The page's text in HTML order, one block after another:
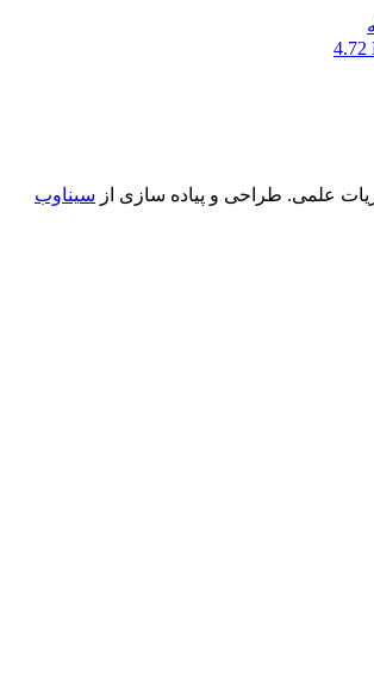
4.72
علمی. طراحی و پیاده سازی از سیناوب